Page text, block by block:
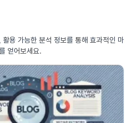
용 가능한 분석 정보를 통해 효과적인 마
얻어보세요.